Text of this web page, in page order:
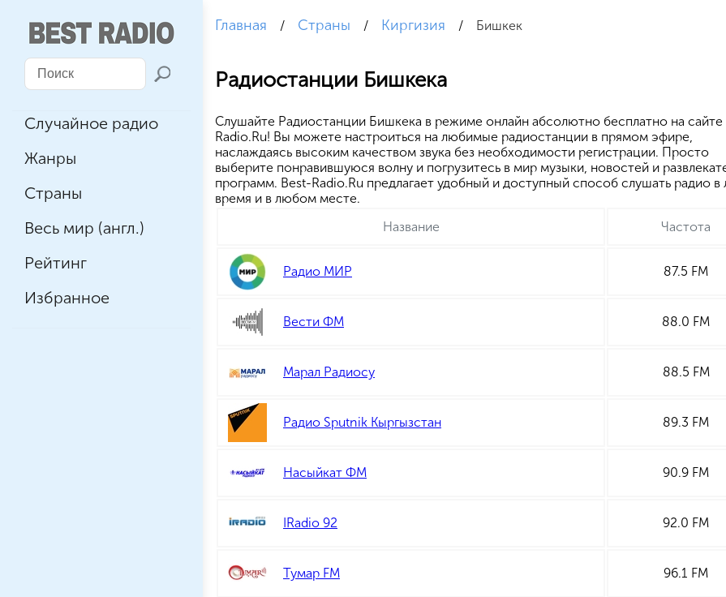
Случайное радио
Жанры
Страны
Весь мир (англ.)
Рейтинг
Избранное
Главная / Страны / Киргизия / Бишкек
Радиостанции Бишкека
Cлушайте Радиостанции Бишкека в режиме онлайн абсолютно бесплатно на сайте
Radio.Ru! Вы можете настроиться на любимые радиостанции в прямом эфире,
наслаждаясь высоким качеством звука без необходимости регистрации. Просто
выберите понравившуюся волну и погрузитесь в мир музыки, новостей и
программ. Best-Radio.Ru предлагает удобный и доступный способ слушать радио
время и в любом месте.
Название
Частота
Радио МИР 87.5 FM
Вести ФМ 88.0 FM
Марал Радиосу 88.5 FM
Радио Sputnik Кыргызстан 89.3 FM
Насыйкат ФМ 90.9 FM
IRadio 92 92.0 FM
Тумар FM 96.1 FM